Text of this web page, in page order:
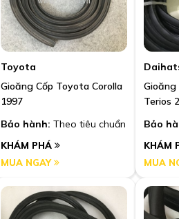
Toyota
Gioăng Cốp Toyota Corolla
1997
Bảo hành: Theo tiêu chuẩn
KHÁM PHÁ
MUA NGAY
Terios
Bảo
KHÁM
MUA